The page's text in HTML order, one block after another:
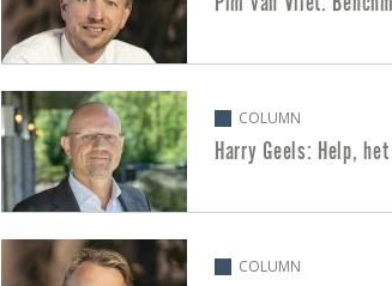
COLUMN
Harry Geels: Help,
COLUMN